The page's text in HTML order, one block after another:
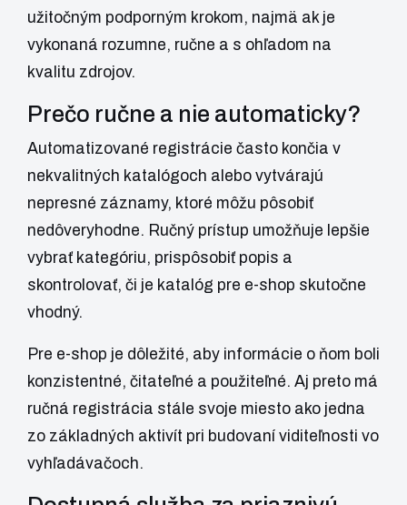
užitočným podporným krokom, najmä ak je
vykonaná rozumne, ručne a s ohľadom na
kvalitu zdrojov.
Prečo ručne a nie automaticky?
Automatizované registrácie často končia v
nekvalitných katalógoch alebo vytvárajú
nepresné záznamy, ktoré môžu pôsobiť
nedôveryhodne. Ručný prístup umožňuje lepšie
vybrať kategóriu, prispôsobiť popis a
skontrolovať, či je katalóg pre e-shop skutočne
vhodný.
Pre e-shop je dôležité, aby informácie o ňom boli
konzistentné, čitateľné a použiteľné. Aj preto má
ručná registrácia stále svoje miesto ako jedna
zo základných aktivít pri budovaní viditeľnosti vo
vyhľadávačoch.